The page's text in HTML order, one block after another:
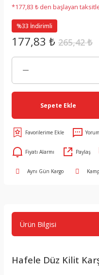
*177,83 ₺ den başlayan
%33 İndirimli
177,83 ₺ 265,42 ₺
Sepete Ekle
Fiyatı Alarmı Paylaş
Aynı Gün Kargo
Ürün Bilgisi
Hafele Düz Kilit